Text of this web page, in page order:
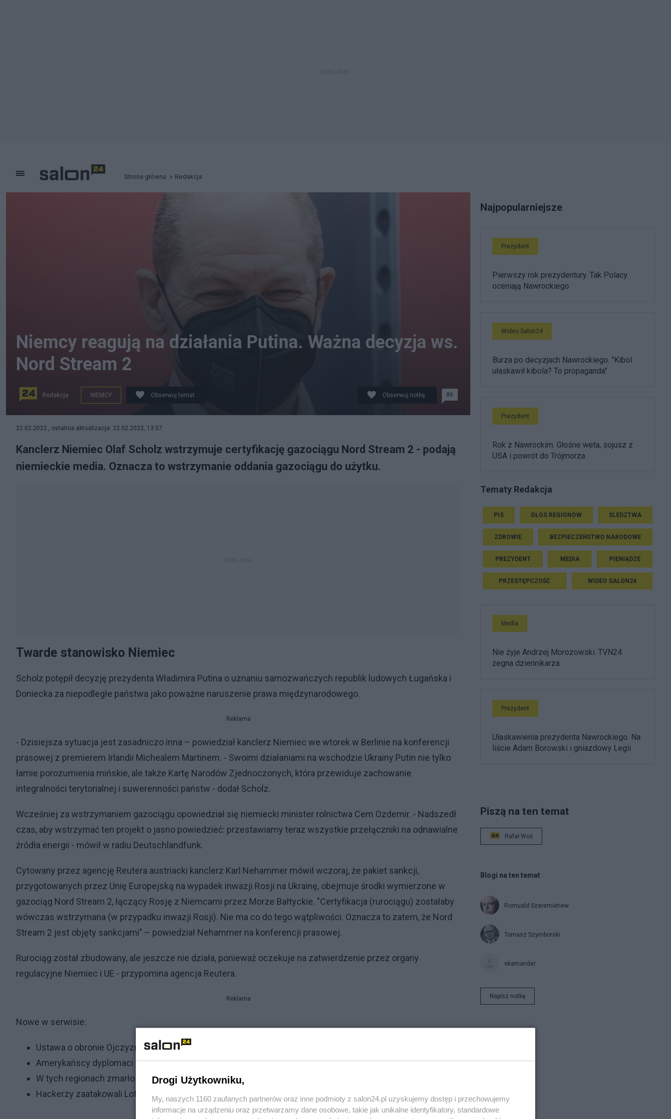
Strona główna Redakcja
Niemcy reagują na działania Putina. Ważna decyzja ws.
Nord Stream 2
Redakcja NIEMCY Obserwuj temat Obserwuj notkę 86
22.02.2022 , ostatnia aktualizacja: 22.02.2022, 13:57
Kanclerz Niemiec Olaf Scholz wstrzymuje certyfikację gazociągu Nord Stream 2 - podają
niemieckie media. Oznacza to wstrzymanie oddania gazociągu do użytku.
Twarde stanowisko Niemiec
Scholz potępił decyzję prezydenta Władimira Putina o uznaniu samozwańczych republik ludowych Ługańska i
Doniecka za niepodległe państwa jako poważne naruszenie prawa międzynarodowego.
Reklama
- Dzisiejsza sytuacja jest zasadniczo inna – powiedział kanclerz Niemiec we wtorek w Berlinie na konferencji
prasowej z premierem Irlandii Michealem Martinem. - Swoimi działaniami na wschodzie Ukrainy Putin nie tylko
łamie porozumienia mińskie, ale także Kartę Narodów Zjednoczonych, która przewiduje zachowanie
integralności terytorialnej i suwerenności państw - dodał Scholz.
Wcześniej za wstrzymaniem gazociągu opowiedział się niemiecki minister rolnictwa Cem Ozdemir. - Nadszedł
czas, aby wstrzymać ten projekt o jasno powiedzieć: przestawiamy teraz wszystkie przełączniki na odnawialne
źródła energii - mówił w radiu Deutschlandfunk.
Cytowany przez agencję Reutera austriacki kanclerz Karl Nehammer mówił wczoraj, że pakiet sankcji,
przygotowanych przez Unię Europejską na wypadek inwazji Rosji na Ukrainę, obejmuje środki wymierzone w
gazociąg Nord Stream 2, łączący Rosję z Niemcami przez Morze Bałtyckie. "Certyfikacja (rurociągu) zostałaby
wówczas wstrzymana (w przypadku inwazji Rosji). Nie ma co do tego wątpliwości. Oznacza to zatem, że Nord
Stream 2 jest objęty sankcjami" – powiedział Nehammer na konferencji prasowej.
Rurociąg został zbudowany, ale jeszcze nie działa, ponieważ oczekuje na zatwierdzenie przez organy
regulacyjne Niemiec i UE - przypomina agencja Reutera.
Reklama
Nowe w serwisie:
Ustawa o obronie Ojczyzny – czy wraca pobór do wojska?
Amerykańscy dyplomaci przeniesieni do Polski w związku z rosyjską agresją
W tych regionach zmarło więcej zaszczepionych przeciwko Covid-19. Resort zdrowia wyjaśnia
Hackerzy zaatakowali Lotnicze Pogotowie Ratunkowe. Żądają 1,5 mln zł okupu
Najpopularniejsze
Prezydent
Pierwszy rok prezydentury. Tak Polacy
oceniają Nawrockiego
Wideo Salon24
Burza po decyzjach Nawrockiego. "Kibol
ułaskawił kibola? To propaganda"
Prezydent
Rok z Nawrockim. Głośne weta, sojusz z
USA i powrót do Trójmorza
Tematy Redakcja
PIS GŁOS REGIONÓW ŚLEDZTWA
ZDROWIE BEZPIECZEŃSTWO NARODOWE
PREZYDENT MEDIA PIENIĄDZE
PRZESTĘPCZOŚĆ WIDEO SALON24
Media
Nie żyje Andrzej Morozowski. TVN24
żegna dziennikarza
Prezydent
Ułaskawienia prezydenta Nawrockiego. Na
liście Adam Borowski i gniazdowy Legii
Piszą na ten temat
Rafał Woś
Blogi na ten temat
Romuald Szeremietiew
Tomasz Szymborski
skamander
Napisz notkę
Drogi Użytkowniku,
My, naszych 1160 zaufanych partnerów oraz inne podmioty z salon24.pl uzyskujemy dostęp i przechowujemy
informacje na urządzeniu oraz przetwarzamy dane osobowe, takie jak unikalne identyfikatory, standardowe